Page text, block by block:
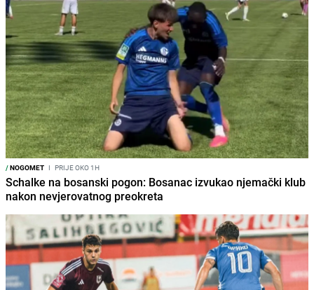
/NOGOMET I PRIJE OKO 1H
Schalke na bosanski pogon: Bosanac izvukao njemački klub
nakon nevjerovatnog preokreta